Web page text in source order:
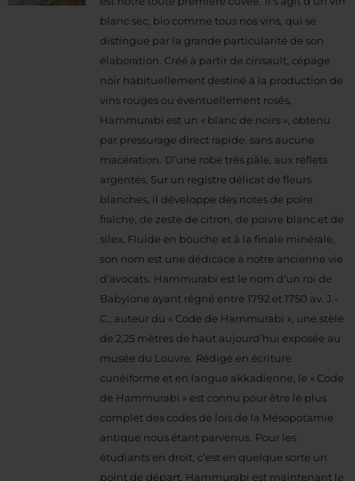
blanc sec, bio comme tous nos vins, qui se
distingue par la grande particularité de son
élaboration. Créé à partir de cinsault, cépage
noir habituellement destiné à la production de
vins rouges ou éventuellement rosés,
Hammurabi est un « blanc de noirs », obtenu
par pressurage direct rapide, sans aucune
macération. D’une robe très pâle, aux reflets
argentés, Sur un registre délicat de fleurs
blanches, il développe des notes de poire
fraîche, de zeste de citron, de poivre blanc et de
silex. Fluide en bouche et à la finale minérale,
son nom est une dédicace à notre ancienne vie
d’avocats. Hammurabi est le nom d’un roi de
Babylone ayant régné entre 1792 et 1750 av. J.-
C., auteur du « Code de Hammurabi », une stèle
de 2,25 mètres de haut aujourd’hui exposée au
musée du Louvre. Rédigé en écriture
cunéiforme et en langue akkadienne, le « Code
de Hammurabi » est connu pour être le plus
complet des codes de lois de la Mésopotamie
antique nous étant parvenus. Pour les
étudiants en droit, c’est en quelque sorte un
point de départ. Hammurabi est maintenant le